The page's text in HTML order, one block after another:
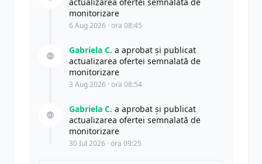
monitorizare
6 Aug 2026 · ora 08:45
Gabriela C. a aprobat și publicat
actualizarea ofertei semnalată de
monitorizare
3 Aug 2026 · ora 08:54
Gabriela C. a aprobat și publicat
actualizarea ofertei semnalată de
monitorizare
30 Iul 2026 · ora 09:25